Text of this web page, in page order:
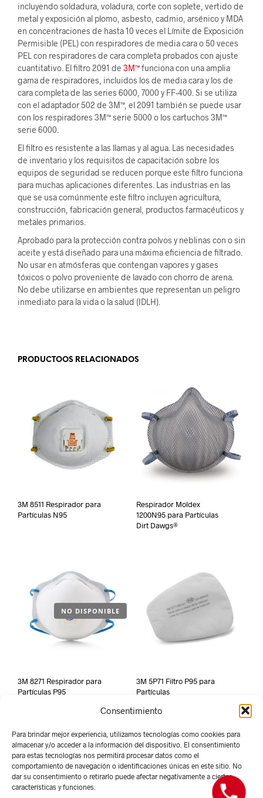
Consentimiento
Para brindar mejor experiencia, utilizamos tecnologías como cookies para
almacenar y/o acceder a la información del dispositivo. El consentimiento
para estas tecnologías nos permitirá procesar datos como el
comportamiento de navegación o identificaciones únicas en este sitio. No
dar su consentimiento o retirarlo puede afectar negativamente a ciertas
características y funciones.
incluyendo soldadura, voladura, corte con soplete, vertido de
metal y exposición al plomo, asbesto, cadmio, arsénico y MDA
en concentraciones de hasta 10 veces el Límite de Exposición
Permisible (PEL) con respiradores de media cara o 50 veces
PEL con respiradores de cara completa probados con ajuste
cuantitativo. El filtro 2091 de 3M™funciona con una amplia
gama de respiradores, incluidos los de media cara y los de
cara completa de las series 6000, 7000 y FF-400. Si se utiliza
con el adaptador 502 de 3M™, el 2091 también se puede usar
con los respiradores 3M™ serie 5000 o los cartuchos 3M™
serie 6000.
El filtro es resistente a las llamas y al agua. Las necesidades
de inventario y los requisitos de capacitación sobre los
equipos de seguridad se reducen porque este filtro funciona
para muchas aplicaciones diferentes. Las industrias en las
que se usa comúnmente este filtro incluyen agricultura,
construcción, fabricación general, productos farmacéuticos y
metales primarios.
Aprobado para la protección contra polvos y neblinas con o sin
aceite y está diseñado para una máxima eficiencia de filtrado.
No usar en atmósferas que contengan vapores y gases
tóxicos o polvo proveniente de lavado con chorro de arena.
No debe utilizarse en ambientes que representan un peligro
inmediato para la vida o la salud (IDLH).
PRODUCTOOS RELACIONADOS
3M 8511 Respirador para
Partículas N95
Respirador Moldex
1200N95 para Partículas
Dirt Dawgs®
NO DISPONIBLE
3M 8271 Respirador para
Partículas P95
3M 5P71 Filtro P95 para
Partículas